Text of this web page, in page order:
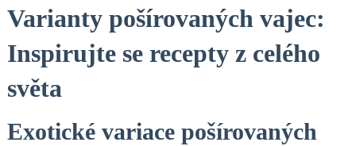
Varianty pošírovaných vajec:
Inspirujte se recepty z celého
světa
Exotické variace pošírovaných